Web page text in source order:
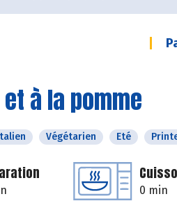
à la pomme
Végétarien Eté
0 min